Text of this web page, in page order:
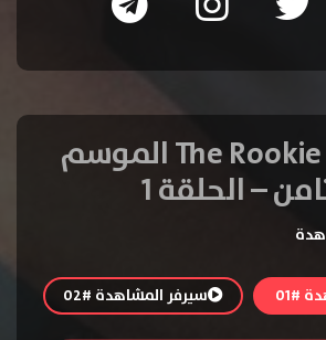
مسلسل The Rookie الموسم
– الحلقة 1
#01 سيرفر المشاهدة #02